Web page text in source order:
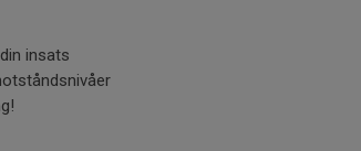
insats